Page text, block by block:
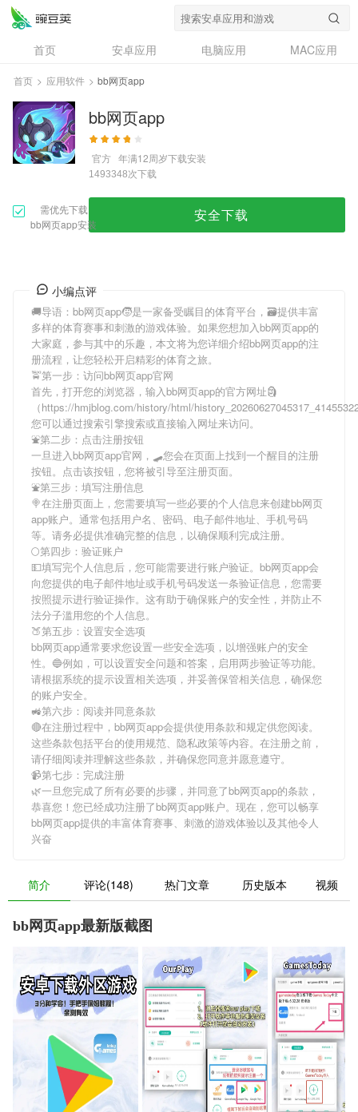
首页 安卓应用 电脑应用
MAC应用
资讯
专题
问答
首页 > 应用软件 > bb网页app
bb网页app
官方 年满12周岁下载安装
1493348次下载
需优先下载
bb网页app安装
安全下载
小编点评
🚚导语： bb网页app🧒是一家备受瞩目的体育平台，🗃提供丰富
多样的体育赛事和刺激的游戏体验。如果您想加入bb网页app的
大家庭，参与其中的乐趣，本文将为您详细介绍bb网页app的注
册流程，让您轻松开启精彩的体育之旅。
🚖第一步：访问bb网页app官网
首先，打开您的浏览器，输入bb网页app的官方网址🗿
（https://hmjblog.com/history/html/
您可以通过搜索引擎搜索或直接输入网址来访问。
⛲️第二步：点击注册按钮
一旦进入bb网页app官网，🛹您会在页面上找到一个醒目的注册
按钮。点击该按钮，您将被引导至注册页面。
⛲️第三步：填写注册信息
🍭在注册页面上，您需要填写一些必要的个人信息来创建bb网页
app账户。通常包括用户名、密码、电子邮件地址、手机号码
等。请务必提供准确完整的信息，以确保顺利完成注册。
🌕第四步：验证账户
💵填写完个人信息后，您可能需要进行账户验证。 bb网页app会
向您提供的电子邮件地址或手机号码发送一条验证信息，您需要
按照提示进行验证操作。这有助于确保账户的安全性，并防止不
法分子滥用您的个人信息。
🍑第五步：设置安全选项
bb网页app通常要求您设置一些安全选项，以增强账户的安全
性。🔵例如，可以设置安全问题和答案，启用两步验证等功能。
请根据系统的提示设置相关选项，并妥善保管相关信息，确保您
的账户安全。
🚜第六步：阅读并同意条款
🔴在注册过程中， bb网页app会提供使用条款和规定供您阅读。
这些条款包括平台的使用规范、隐私政策等内容。在注册之前，
请仔细阅读并理解这些条款，并确保您同意并愿意遵守。
📹第七步：完成注册
🌿一旦您完成了所有必要的步骤，并同意了bb网页app的条款，
恭喜您！您已经成功注册了bb网页app账户。现在，您可以畅享
bb网页app提供的丰富体育赛事、刺激的游戏体验以及其他令人
兴奋
简介 评论(148) 热门文章 历史版本 视频
bb网页app最新版截图